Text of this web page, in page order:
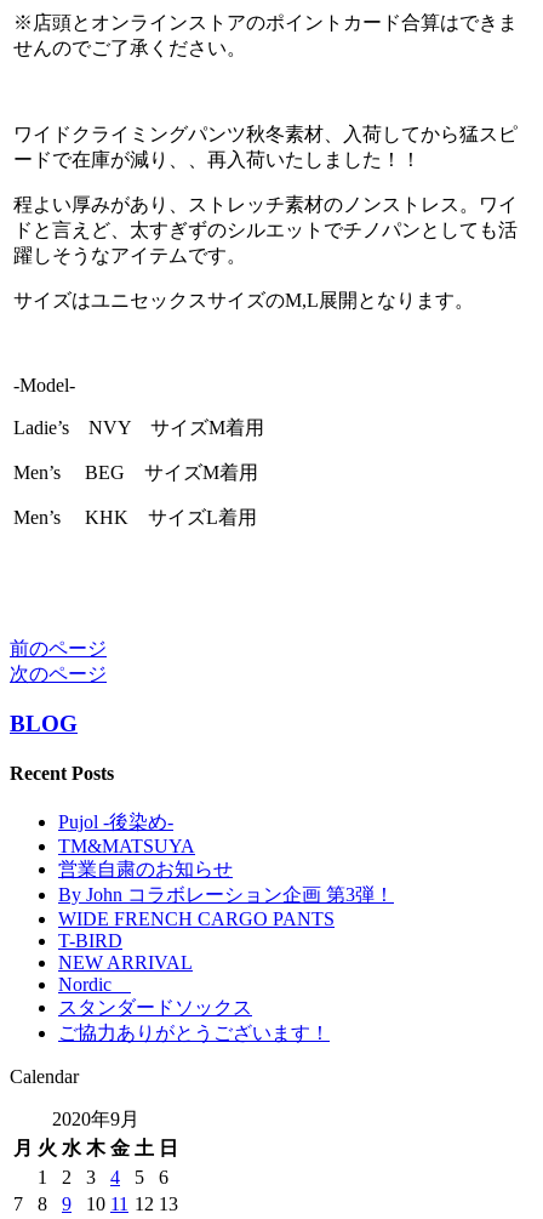
※店頭とオンラインストアのポイントカード合算はできま
せんのでご了承ください。
ワイドクライミングパンツ秋冬素材、入荷してから猛スピ
ードで在庫が減り、、再入荷いたしました！！
程よい厚みがあり、ストレッチ素材のノンストレス。ワイ
ドと言えど、太すぎずのシルエットでチノパンとしても活
躍しそうなアイテムです。
サイズはユニセックスサイズのM,L展開となります。
-Model-
Ladie’s NVY サイズM着用
Men’s BEG サイズM着用
Men’s KHK サイズL着用
前のページ
次のページ
BLOG
Recent Posts
Pujol -後染め-
TM&MATSUYA
営業自粛のお知らせ
By John コラボレーション企画 第3弾！
WIDE FRENCH CARGO PANTS
T-BIRD
NEW ARRIVAL
Nordic
スタンダードソックス
ご協力ありがとうございます！
Calendar
2020年9月
月 火 水 木 金 土 日
1
2 3 4 5
6
7
8 9 10 11 12 13